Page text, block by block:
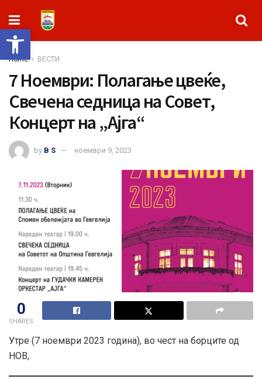
Open toolbar
Home ВЕСТИ
7 Ноември: Полагање цвеќе,
Свечена седница на Совет,
Концерт на „Ајга“
by B S ноември 9, 2023
0
SHARES
Утре (7 ноември 2023 година), во чест на борците од
НОВ,